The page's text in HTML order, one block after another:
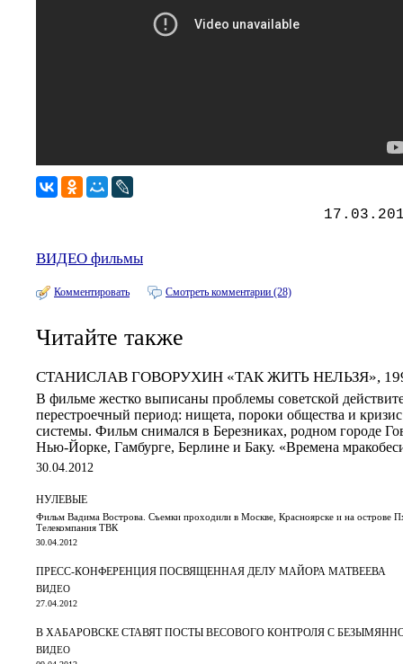
ВИДЕО фильмы
Комментировать Смотреть комментарии (28)
Читайте также
СТАНИСЛАВ ГОВОРУХИН «ТАК ЖИТЬ НЕЛЬЗЯ»,
В фильме жестко выписаны проблемы советской
перестроечный период: нищета, пороки общества и кризис
системы. Фильм снимался в Березниках, родном городе
Нью-Йорке, Гамбурге, Берлине и Баку. «Времена
30.04.2012
НУЛЕВЫЕ
Фильм Вадима Вострова. Съемки проходили в Москве, Красноярске и на острове
Телекомпания ТВК
30.04.2012
ПРЕСС-КОНФЕРЕНЦИЯ ПОСВЯЩЕННАЯ ДЕЛУ МАЙОРА МАТВЕЕВА
ВИДЕО
27.04.2012
В ХАБАРОВСКЕ СТАВЯТ ПОСТЫ ВЕСОВОГО КОНТРОЛЯ С
ВИДЕО